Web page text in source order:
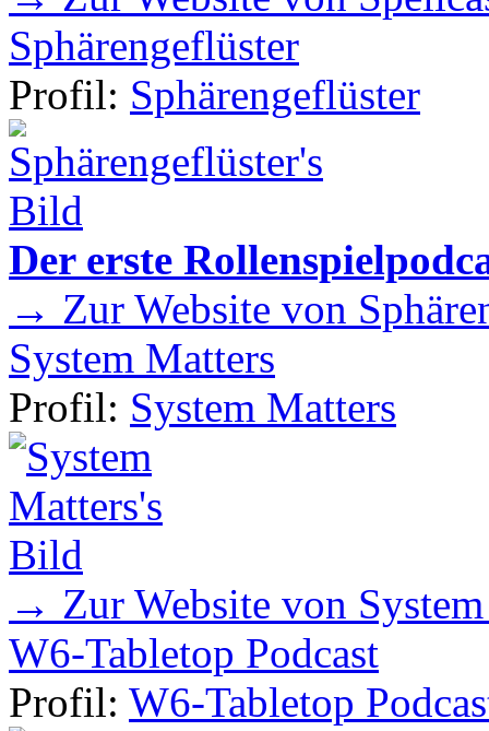
Sphärengeflüster
Profil: Sphärengeflüster
Der erste
→ Zur Website von
System Matters
Profil: System Matters
→ Zur Website von
W6-Tabletop Podcast
Profil: W6-Tabletop